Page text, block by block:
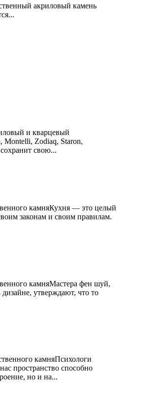
акриловый камень
и кварцевый
Montelli, Zodiaq, Staron,
свою...
камняКухня — это целый
законам и своим правилам.
камняМастера фен шуй,
утверждают, что то
камняПсихологи
пространство способно
но и на...